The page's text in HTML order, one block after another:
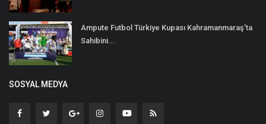
Ampute Futbol Türkiye Kupası Kahramanmaraş’ta
Sahibini...
SOSYAL MEDYA